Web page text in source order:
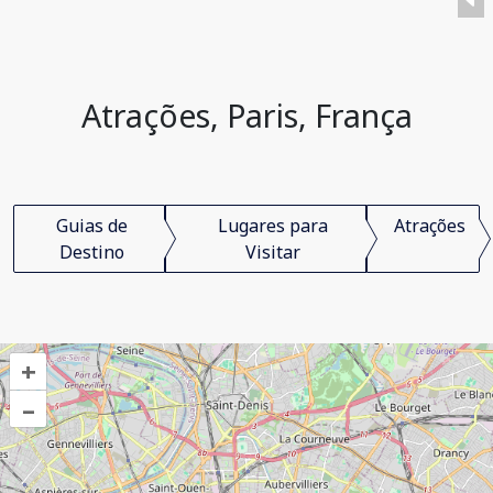
Atrações, Paris, França
Guias de
Destino
Lugares para
Visitar
Atrações
+
–